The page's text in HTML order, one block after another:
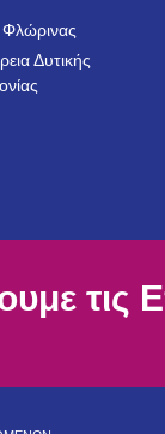
Δυτικής
τις